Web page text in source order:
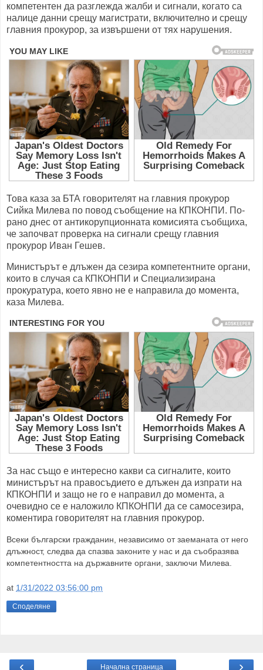
компетентен да разглежда жалби и сигнали, когато са
налице данни срещу магистрати, включително и срещу
главния прокурор, за извършени от тях нарушения.
Това каза за БТА говорителят на главния прокурор
Сийка Милева по повод съобщение на КПКОНПИ. По-
рано днес от антикорупционната комисията съобщиха,
че започват проверка на сигнали срещу главния
прокурор Иван Гешев.
Министърът е длъжен да сезира компетентните органи,
които в случая са КПКОНПИ и Специализирана
прокуратура, което явно не е направила до момента,
каза Милева.
За нас също е интересно какви са сигналите, които
министърът на правосъдието е длъжен да изпрати на
КПКОНПИ и защо не го е направил до момента, а
очевидно се е наложило КПКОНПИ да се самосезира,
коментира говорителят на главния прокурор.
Всеки български гражданин, независимо от заеманата от него
длъжност, следва да спазва законите у нас и да съобразява
компетентността на държавните органи, заключи Милева.
at 1/31/2022 03:56:00 pm
Споделяне
‹ ›
Начална страница